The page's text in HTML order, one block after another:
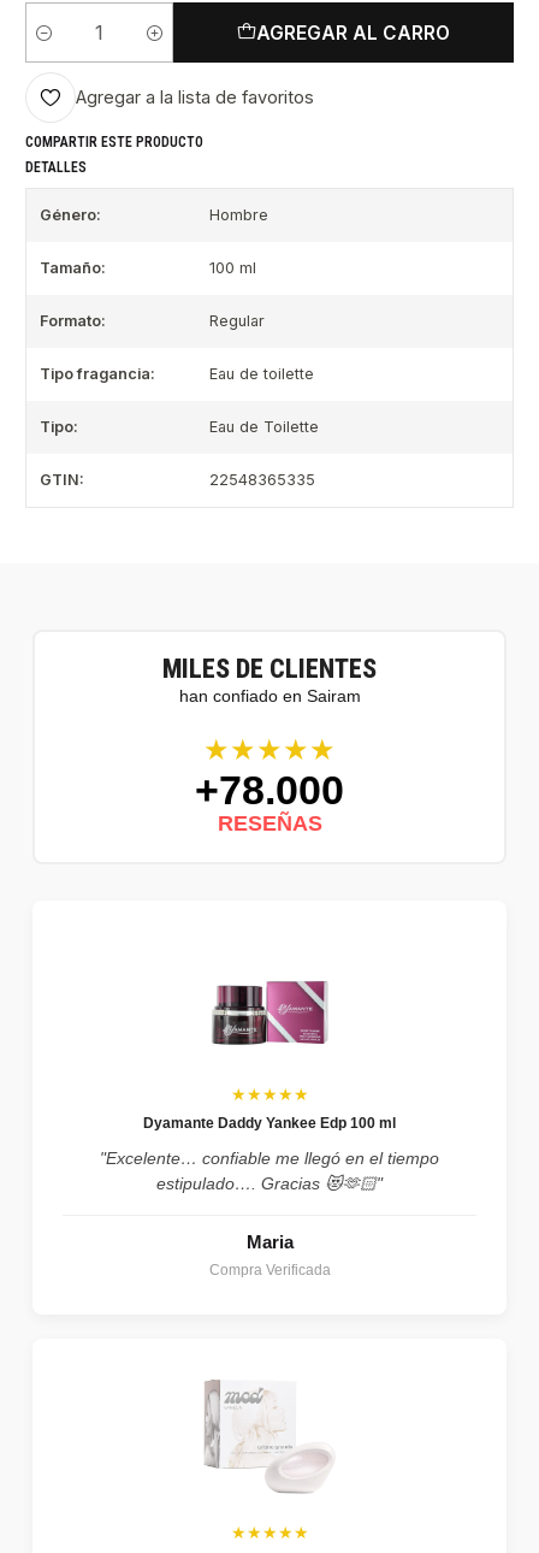
Cantidad
AGREGAR AL CARRO
Agregar a la lista de favoritos
COMPARTIR ESTE PRODUCTO
DETALLES
Género: Hombre
Tamaño: 100 ml
Formato: Regular
Tipo fragancia: Eau de toilette
Tipo: Eau de Toilette
GTIN: 22548365335
MILES DE CLIENTES
han confiado en Sairam
★★★★★
+78.000
RESEÑAS
★★★★★
Dyamante Daddy Yankee Edp 100 ml
"Excelente… confiable me llegó en el tiempo
estipulado…. Gracias 😻🫶🏻"
Maria
Compra Verificada
★★★★★